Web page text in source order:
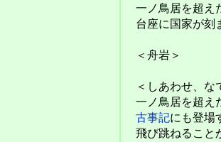
一ノ鳥居を超え
台座に国家が刻
＜舟岩＞
＜しあわせ、な
一ノ鳥居を超え
古事記にも登場
飛び跳ねること